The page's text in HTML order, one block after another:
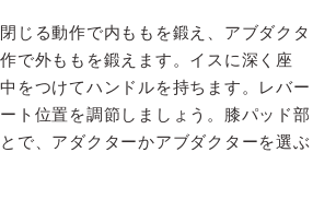
じる動作で内ももを鍛え、アブダクタ
で外ももを鍛えます。イスに深く座
をつけてハンドルを持ちます。レバー
ト位置を調節しましょう。膝パッド部
で、アダクターかアブダクターを選ぶ